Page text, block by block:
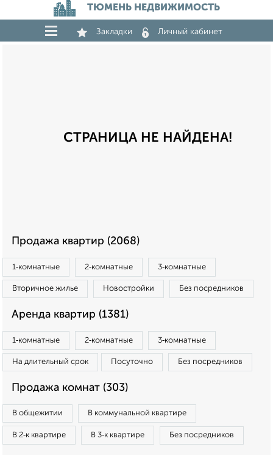
ТЮМЕНЬ НЕДВИЖИМОСТЬ
Закладки Личный кабинет
СТРАНИЦА НЕ НАЙДЕНА!
Продажа квартир (2068)
1‑комнатные 2‑комнатные 3‑комнатные
Вторичное жилье Новостройки Без посредников
Аренда квартир (1381)
1‑комнатные 2‑комнатные 3‑комнатные
На длительный срок Посуточно Без посредников
Продажа комнат (303)
В общежитии В коммунальной квартире
В 2‑к квартире В 3‑к квартире Без посредников